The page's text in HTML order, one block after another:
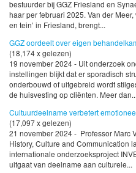
bestuurder bij GGZ Friesland en
haar per februari 2025. Van der
en tein’ in Friesland, brengt...
GGZ oordeelt over eigen
(18,174 x gelezen)
19 november 2024 - Uit onderzoek
instellingen blijkt dat er sporadisch
onderbouwd of uitgebreid wordt
de huisvesting op cliënten. Meer dan...
Cultuurdeelname verbetert
(17,097 x gelezen)
21 november 2024 - Professor Marc
History, Culture and Communication
internationale onderzoeksproject
uitgaat van deelname aan culturele...